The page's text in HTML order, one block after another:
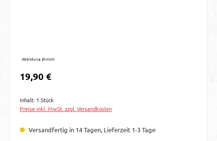
Abbildung ähnlich
Regulärer Preis:
19,90 €
Inhalt: 1 Stück
Preise inkl. MwSt. zzgl. Versandkosten
Versandfertig in 14 Tagen, Lieferzeit 1-3 Tage